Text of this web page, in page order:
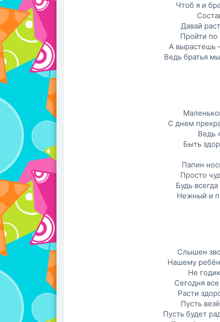
Чтоб я и
Давай
Пройти по
А вырастешь
Ведь братья
С днем
Ведь
Быть
Папин
Просто
Будь
Нежный и
Слышен
Нашему
Не
Сегодня
Расти
Пусть
Пусть будет